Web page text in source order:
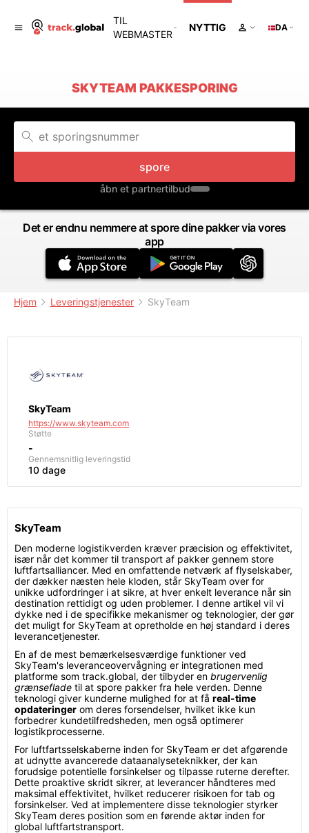
TIL
WEBMASTER
NYTTIG DA
SKYTEAM PAKKESPORING
spore
åbn et partnertilbud
Det er endnu nemmere at spore dine pakker via vores
app
Hjem Leveringstjenester SkyTeam
SkyTeam
https://www.skyteam.com
Støtte
-
Gennemsnitlig leveringstid
10 dage
SkyTeam
Den moderne logistikverden kræver præcision og effektivitet,
især når det kommer til transport af pakker gennem store
luftfartsalliancer. Med en omfattende netværk af flyselskaber,
der dækker næsten hele kloden, står SkyTeam over for
unikke udfordringer i at sikre, at hver enkelt leverance når sin
destination rettidigt og uden problemer. I denne artikel vil vi
dykke ned i de specifikke mekanismer og teknologier, der gør
det muligt for SkyTeam at opretholde en høj standard i deres
leverancetjenester.
En af de mest bemærkelsesværdige funktioner ved
SkyTeam's leveranceovervågning er integrationen med
platforme som track.global, der tilbyder en brugervenlig
grænseflade til at spore pakker fra hele verden. Denne
teknologi giver kunderne mulighed for at få real-time
opdateringer om deres forsendelser, hvilket ikke kun
forbedrer kundetilfredsheden, men også optimerer
logistikprocesserne.
For luftfartsselskaberne inden for SkyTeam er det afgørende
at udnytte avancerede dataanalyseteknikker, der kan
forudsige potentielle forsinkelser og tilpasse ruterne derefter.
Dette proaktive skridt sikrer, at leverancer håndteres med
maksimal effektivitet, hvilket reducerer risikoen for tab og
forsinkelser. Ved at implementere disse teknologier styrker
SkyTeam deres position som en førende aktør inden for
global luftfartstransport.